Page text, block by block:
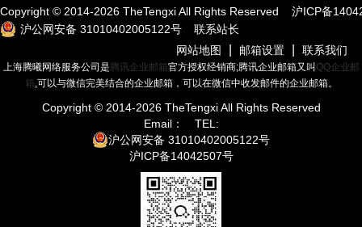
Copyright © 2014-2026 TheTengxi All Rights Reserved 沪ICP备
沪公网安备 31010402005122号
联系站长
网站地图
邮箱设置 联系我们
上海腾曦网络服务公司是 腾讯企业邮箱官方授权经销商;腾讯企业邮箱又叫 QQ企业邮
箱,可以与微信完美结合的企业邮箱，可以在微信中收发邮件的企业邮箱。
Copyright © 2014-2026TheTengxi All Rights Reserved
Email：
TEL:
沪公网安备 31010402005122号
沪ICP备14042507号